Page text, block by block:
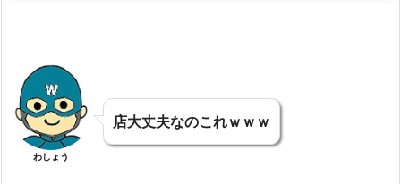
わしょう
店大丈夫なのこれｗｗｗ